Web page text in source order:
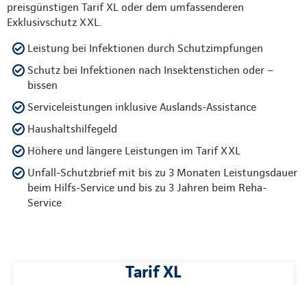
preisgünstigen Tarif XL oder dem umfassenderen
Exklusivschutz XXL.
Leistung bei Infektionen durch Schutzimpfungen
Schutz bei Infektionen nach Insektenstichen oder –
bissen
Serviceleistungen inklusive Auslands-Assistance
Haushaltshilfegeld
Höhere und längere Leistungen im Tarif XXL
Unfall-Schutzbrief mit bis zu 3 Monaten Leistungsdauer
beim Hilfs-Service und bis zu 3 Jahren beim Reha-
Service
Tarif XL